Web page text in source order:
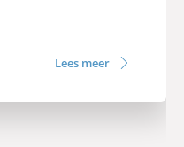
Lees meer